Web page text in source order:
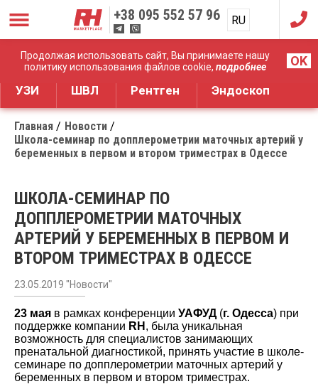
Продолжая использовать сайт, Вы принимаете нашу
политику использования файлов cookie, подробнее OK
+38 095 552 57 96 RU
UA
Дистрибуция медицинского оборудования
УЗИ ШВЛ Рентген Эндоскоп
Главная
Новости
Школа-семинар по допплерометрии маточных артерий у
беременных в первом и втором триместрах в Одессе
ШКОЛА-СЕМИНАР ПО
ДОППЛЕРОМЕТРИИ МАТОЧНЫХ
АРТЕРИЙ У БЕРЕМЕННЫХ В ПЕРВОМ И
ВТОРОМ ТРИМЕСТРАХ В ОДЕССЕ
23.05.2019 "Новости"
23 мая в рамках конференции УАФУД(г. Одесса) при
поддержке компании RH , была уникальная
возможность для специалистов занимающих
пренатальной диагностикой, принять участие в школе-
семинаре по допплерометрии маточных артерий у
беременных в первом и втором триместрах.